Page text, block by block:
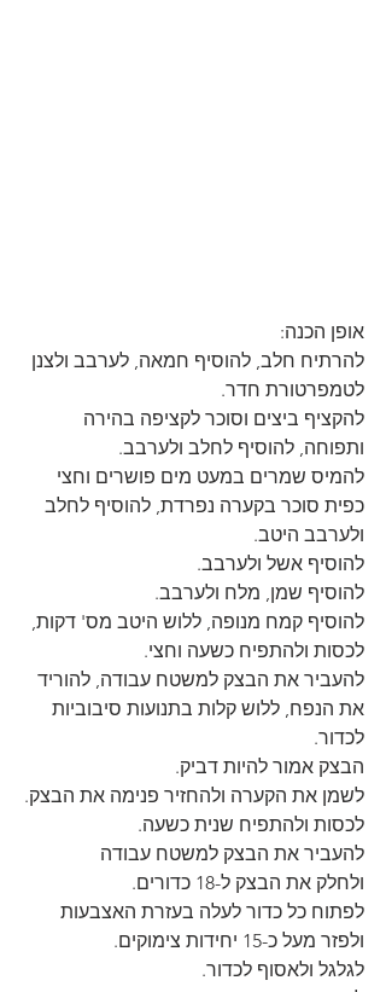
אופן הכנה:
להרתיח חלב, להוסיף חמאה, לערבב ולצנן
לטמפרטורת חדר.
להקציף ביצים וסוכר לקציפה בהירה
ותפוחה, להוסיף לחלב ולערבב.
להמיס שמרים במעט מים פושרים וחצי
כפית סוכר בקערה נפרדת, להוסיף לחלב
ולערבב היטב.
להוסיף אשל ולערבב.
להוסיף שמן, מלח ולערבב.
להוסיף קמח מנופה, ללוש היטב מס' דקות,
לכסות ולהתפיח כשעה וחצי.
להעביר את הבצק למשטח עבודה, להוריד
את הנפח, ללוש קלות בתנועות סיבוביות
לכדור.
הבצק אמור להיות דביק.
לשמן את הקערה ולהחזיר פנימה את הבצק.
לכסות ולהתפיח שנית כשעה.
להעביר את הבצק למשטח עבודה
ולחלק את הבצק ל-18 כדורים.
לפתוח כל כדור לעלה בעזרת האצבעות
ולפזר מעל כ-15 יחידות צימוקים.
לגלגל ולאסוף לכדור.